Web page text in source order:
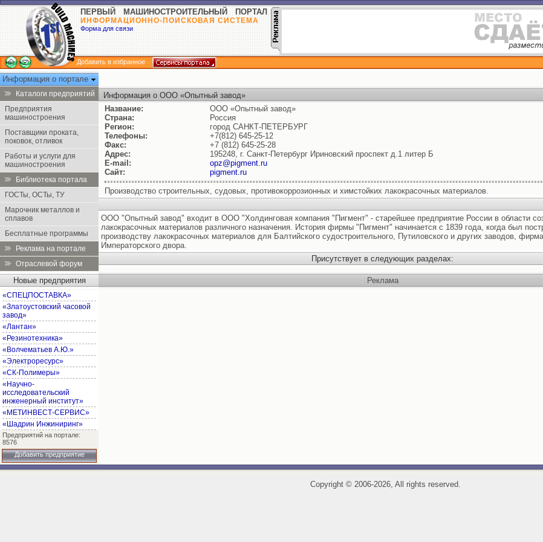
ПЕРВЫЙ МАШИНОСТРОИТЕЛЬНЫЙ ПОРТАЛ
ИНФОРМАЦИОННО-ПОИСКОВАЯ СИСТЕМА
Форма для связи
Добавить в избранное
Информация о портале
Каталоги предприятий
Предприятия
машиностроения
Поставщики проката,
поковок, отливок
Работы и услуги для
машиностроения
Библиотека портала
ГОСТы, ОСТы, ТУ
Марочник металлов и
сплавов
Бесплатные программы
Реклама на портале
Отраслевой форум
Новые предприятия
«СПЕЦПОСТАВКА»
«Златоустовский часовой
завод»
«Лантан»
«Резинотехника»
«Волчематьев А.Ю.»
«Электроресурс»
«СК-Полимеры»
«Научно-
исследовательский
инженерный институт»
«МЕТИНВЕСТ-СЕРВИС»
«Шадрин Инжиниринг»
Предприятий на портале:
8576
Добавить предприятие
Информация о ООО «Опытный завод»
Название:
ООО «Опытный завод»
Страна:
Россия
Регион:
город САНКТ-ПЕТЕРБУРГ
Телефоны:
+7(812) 645-25-12
Факс:
+7 (812) 645-25-28
Адрес:
195248, г. Санкт-Петербург Ириновский проспект д.1 литер Б
E-mail:
opz@pigment.ru
Сайт:
pigment.ru
Производство строительных, судовых, противокоррозионных и химстойких лакокрасочных материалов.
ООО "Опытный завод" входит в ООО "Холдинговая компания "Пигмент" - старейшее предприятие России в области
лакокрасочных материалов различного назначения. История фирмы "Пигмент" начинается с 1839 года, когда был
производству лакокрасочных материалов для Балтийского судостроительного, Путиловского и других заводов,
Императорского двора.
Присутствует в следующих разделах:
Реклама
Copyright ©2006-2026, All rights reserved.